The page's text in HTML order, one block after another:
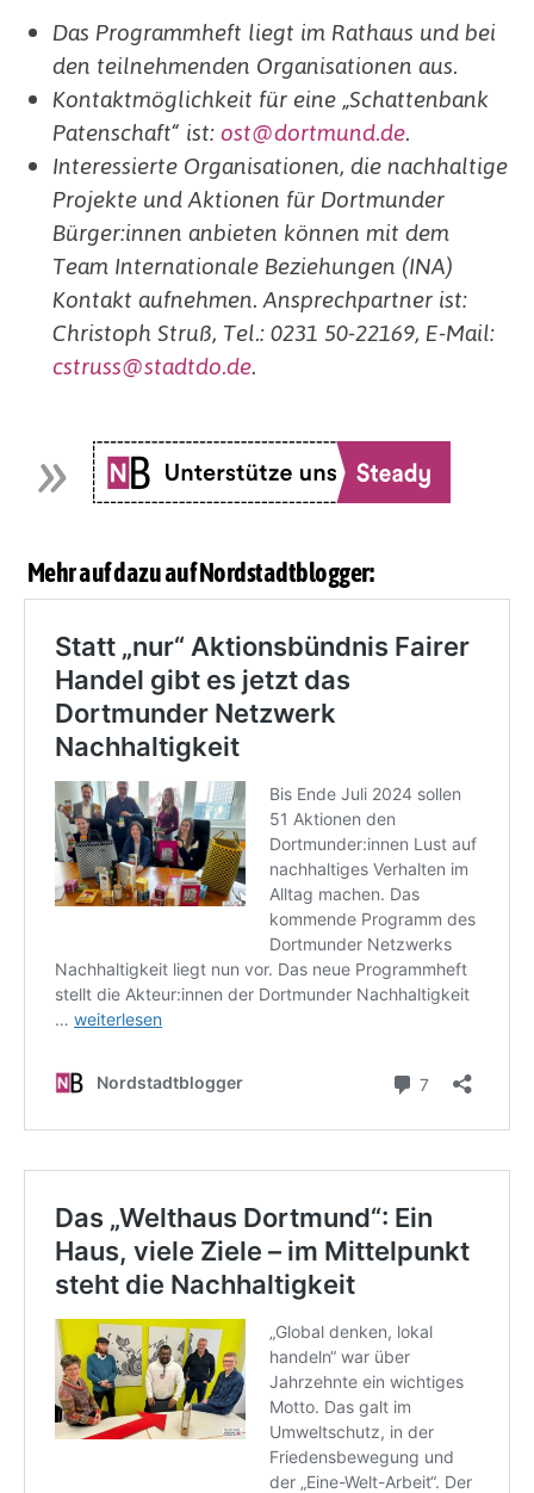
Das Programmheft liegt im Rathaus und bei
den teilnehmenden Organisationen aus.
Kontaktmöglichkeit für eine „Schattenbank
Patenschaft“ ist: ost@dortmund.de.
Interessierte Organisationen, die nachhaltige
Projekte und Aktionen für Dortmunder
Bürger:innen anbieten können mit dem
Team Internationale Beziehungen (INA)
Kontakt aufnehmen. Ansprechpartner ist:
Christoph Struß, Tel.: 0231 50-22169, E-Mail:
cstruss@stadtdo.de.
Mehr auf dazu auf Nordstadtblogger: